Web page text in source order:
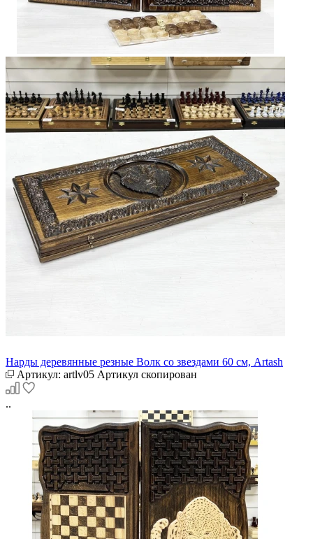
Нарды деревянные резные Волк со звездами 60 см, Artash
Артикул: artlv05 Артикул скопирован
..